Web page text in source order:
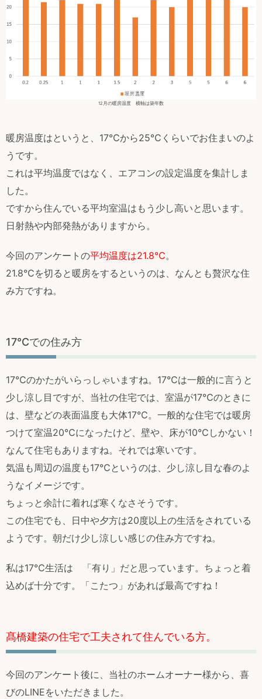
12月の暖房温度 横軸は築年数
暖房温度はというと、17℃から25℃くらいでお住まいのよ
うです。
これは平均温度ではなく、エアコンの設定温度を集計しま
した。
ですから住んでいる平均室温はもう少し高いと思います。
日射熱や内部発熱がありますから。
今回のアンケートの平均温度は21.8℃。
21.8℃を切ると暖房をするというのは、なんとも贅沢な住
み方ですね。
17℃での住み方
17℃のかたがいらっしゃいますね。17℃は一般的に言うと
少し涼し目ですが、当社の住宅では、室温が17℃のときに
は、壁などの表面温度も大体17℃。一般的な住宅では暖房
つけて室温20℃になったけど、壁や、床が10℃しかない！
なんて住宅もありますね。それでは寒いです。
気温も周辺の温度も17℃というのは、少し涼し目な春のよ
うなイメージです。
ちょっと余計に着れば寒くなさそうです。
この住宅でも、日中や夕方は20度以上の生活をされている
ようです。朝だけ少し涼しい感じの住み方ですね。
私は17℃生活は 「有り」だと思っています。ちょっと着
込めば十分です。「こたつ」があれば最高ですね！
髙橋建築の住宅で工夫されて住んでいる方。
今回のアンケート後に、当社のホームオーナー様から、喜
びのLINEをいただきました。